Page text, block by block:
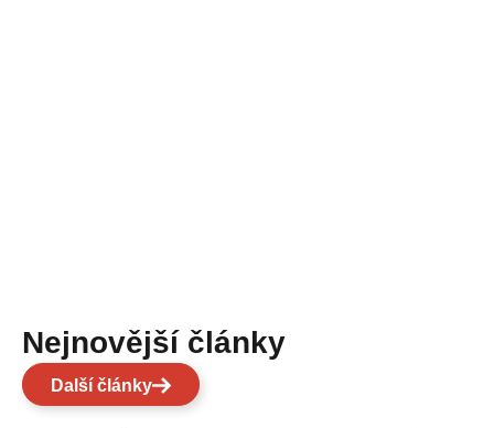
Nejnovější články
Další články